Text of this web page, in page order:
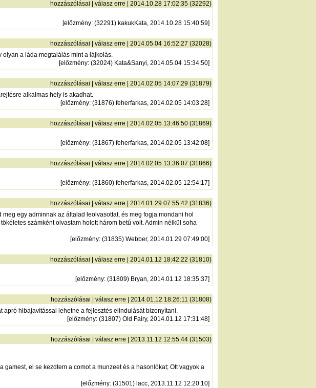
hozzászólásai válasz erre | 2014.10.28 17:02:35 (32292)
[előzmény: (32291) kakukKata, 2014.10.28 15:40:59]
hozzászólásai válasz erre | 2014.05.04 16:52:27 (32028)
olyan a láda megtalálás mint a lájkolás.
[előzmény: (32024) Kata&Sanyi, 2014.05.04 15:34:50]
hozzászólásai válasz erre | 2014.02.05 14:07:29 (31879)
alkalmas hely is akadhat.
[előzmény: (31876) feherfarkas, 2014.02.05 14:03:28]
hozzászólásai válasz erre | 2014.02.05 13:46:50 (31869)
[előzmény: (31867) feherfarkas, 2014.02.05 13:42:08]
hozzászólásai válasz erre | 2014.02.05 13:36:07 (31866)
[előzmény: (31860) feherfarkas, 2014.02.05 12:54:17]
hozzászólásai válasz erre | 2014.01.29 07:55:42 (31836)
egy adminnak az általad leolvasottat, és meg fogja mondani hol
számként olvastam holott három betű volt. Admin nélkül soha
[előzmény: (31835) Webber, 2014.01.29 07:49:00]
hozzászólásai válasz erre | 2014.01.12 18:42:22 (31810)
[előzmény: (31809) Bryan, 2014.01.12 18:35:37]
hozzászólásai válasz erre | 2014.01.12 18:26:11 (31808)
apró hibajavítással lehetne a fejlesztés elindulását bizonyítani.
[előzmény: (31807) Old Fairy, 2014.01.12 17:31:48]
hozzászólásai válasz erre | 2013.11.12 12:55:44 (31503)
el se kezdtem a comot a munzeet és a hasonlókat; Ott vagyok a
[előzmény: (31501) lacc, 2013.11.12 12:20:10]